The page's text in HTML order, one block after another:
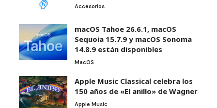
Accesorios
macOS Tahoe 26.6.1, macOS
Sequoia 15.7.9 y macOS Sonoma
14.8.9 están disponibles
MacOS
Apple Music Classical celebra los
150 años de «El anillo» de Wagner
Apple Music